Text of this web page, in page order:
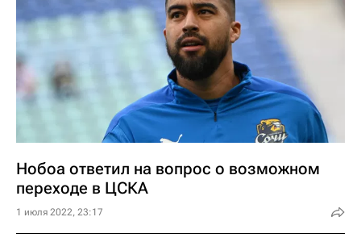
Нобоа ответил на вопрос о возможном
переходе в ЦСКА
1 июля 2022, 23:17